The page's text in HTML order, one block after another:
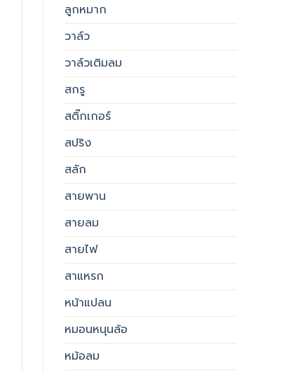
ลูกหมาก
วาล์ว
วาล์วเติมลม
สกรู
สติ๊กเกอร์
สปริง
สลัก
สายพาน
สายลม
สายไฟ
สาแหรก
หน้าแปลน
หมอนหนุนล้อ
หม้อลม